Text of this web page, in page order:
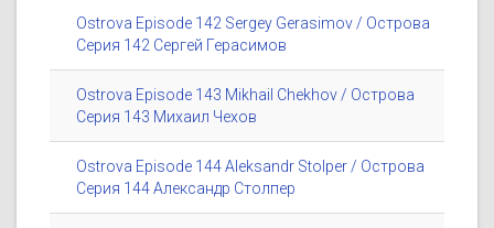
Ostrova Episode 142 Sergey Gerasimov / Острова
Серия 142 Сергей Герасимов
Ostrova Episode 143 Mikhail Chekhov / Острова
Серия 143 Михаил Чехов
Ostrova Episode 144 Aleksandr Stolper / Острова
Серия 144 Александр Столпер